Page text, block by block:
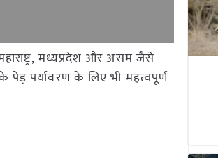
मध्यप्रदेश और असम जैसे
पेड़ पर्यावरण के लिए भी महत्वपूर्ण